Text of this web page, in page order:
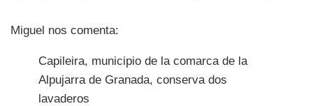
Miguel nos comenta:
Capileira, municipio de la comarca de la
Alpujarra de Granada, conserva dos
lavaderos